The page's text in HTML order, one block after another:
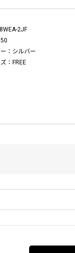
2JF
：シルバー
：FREE